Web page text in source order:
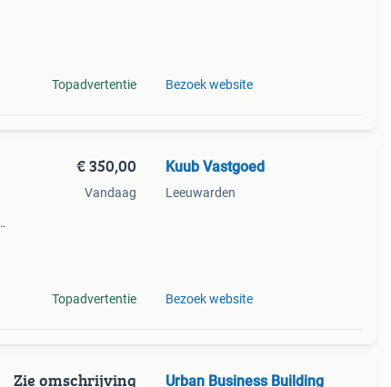
Topadvertentie Bezoek website
€ 350,00
Vandaag
Topadvertentie
Kuub Vastgoed
Leeuwarden
Bezoek website
Zie omschrijving Urban Business Building